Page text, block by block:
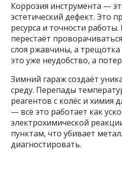
Коррозия инструмента —
эстетический дефект. Это
ресурса и точности
перестаёт
слоя ржавчины, а
это уже неудобство, а
Зимний гараж создаёт
среду. Перепады
реагентов с колёс и химия
— всё это работает как
электрохимической
пунктам, что убивает
диагностировать.